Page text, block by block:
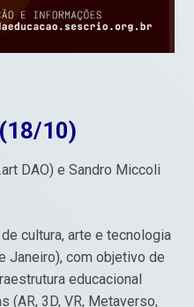
10)
DAO) e Sandro Miccoli
cultura, arte e tecnologia
Janeiro), com objetivo de
educacional
(AR, 3D, VR, Metaverso,